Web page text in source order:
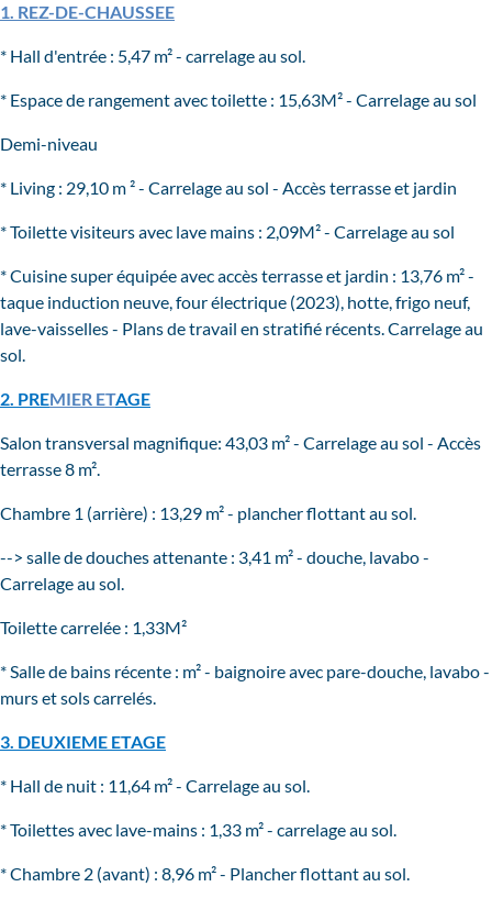
1. REZ-DE-CHAUSSEE
* Hall d'entrée : 5,47 m² - carrelage au sol.
* Espace de rangement avec toilette : 15,63M² - Carrelage au sol
Demi-niveau
* Living : 29,10 m ² - Carrelage au sol - Accès terrasse et jardin
* Toilette visiteurs avec lave mains : 2,09M² - Carrelage au sol
* Cuisine super équipée avec accès terrasse et jardin : 13,76 m² -
taque induction neuve, four électrique (2023), hotte, frigo neuf,
lave-vaisselles- Plans de travail en stratifié récents. Carrelage au
sol.
2. PREMIER ETAGE
Salon transversal magnifique: 43,03 m² - Carrelage au sol - Accès
terrasse 8 m².
Chambre 1 (arrière) : 13,29 m² - plancher flottant au sol.
--> salle de douches attenante : 3,41 m² - douche, lavabo -
Carrelage au sol.
Toilette carrelée : 1,33M²
* Salle de bains récente : m² - baignoire avec pare-douche, lavabo -
murs et sols carrelés.
3. DEUXIEME ETAGE
* Hall de nuit : 11,64 m² - Carrelage au sol.
* Toilettes avec lave-mains : 1,33 m² - carrelage au sol.
* Chambre 2 (avant) : 8,96 m² - Plancher flottant au sol.